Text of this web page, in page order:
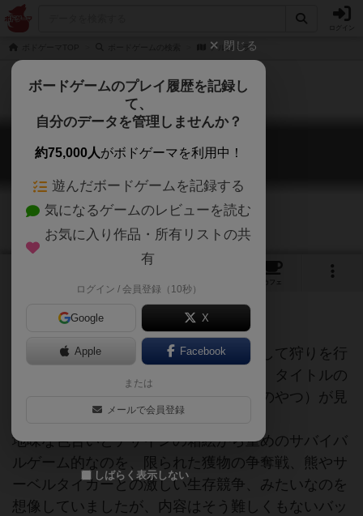
アルタミラ
アルタミラ
Altamira
カフェ
旧石器時代の人間になって武器を調達して狩りを行
い、獲物の価値を競い合うゲームです。タイトルの
意味は旧石器時代の壁画（パッケージのやつ）が見
つかった洞窟の名前だとか。
地味な色合いとデザインの箱絵から重めのサバイバ
ルゲーム的なのを、限られた獲物の争奪戦、熊やサ
ーベルタイガーとの激しい生存競争、みたいなのを
想像していましたが、内容はそう難しくもないバッ
閉じる
ボードゲームのプレイ履歴を記録し
て、
自分のデータを管理しませんか？
約75,000人がボドゲーマを利用中！
遊んだボードゲームを記録する
気になるゲームのレビューを読む
お気に入り作品・所有リストの共
有
ログイン / 会員登録（10秒）
Google X
Apple Facebook
または
メールで会員登録
しばらく表示しない